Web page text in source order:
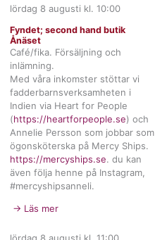
lördag 8 augusti kl. 10:00
Fyndet; second hand butik
Ånäset
Café/fika. Försäljning och
inlämning.
Med våra inkomster stöttar vi
fadderbarnsverksamheten i
Indien via Heart for People
(https://heartforpeople.se) och
Annelie Persson som jobbar som
ögonsköterska på Mercy Ships.
https://mercyships.se. du kan
även följa henne på Instagram,
#mercyshipsanneli.
→ Läs mer